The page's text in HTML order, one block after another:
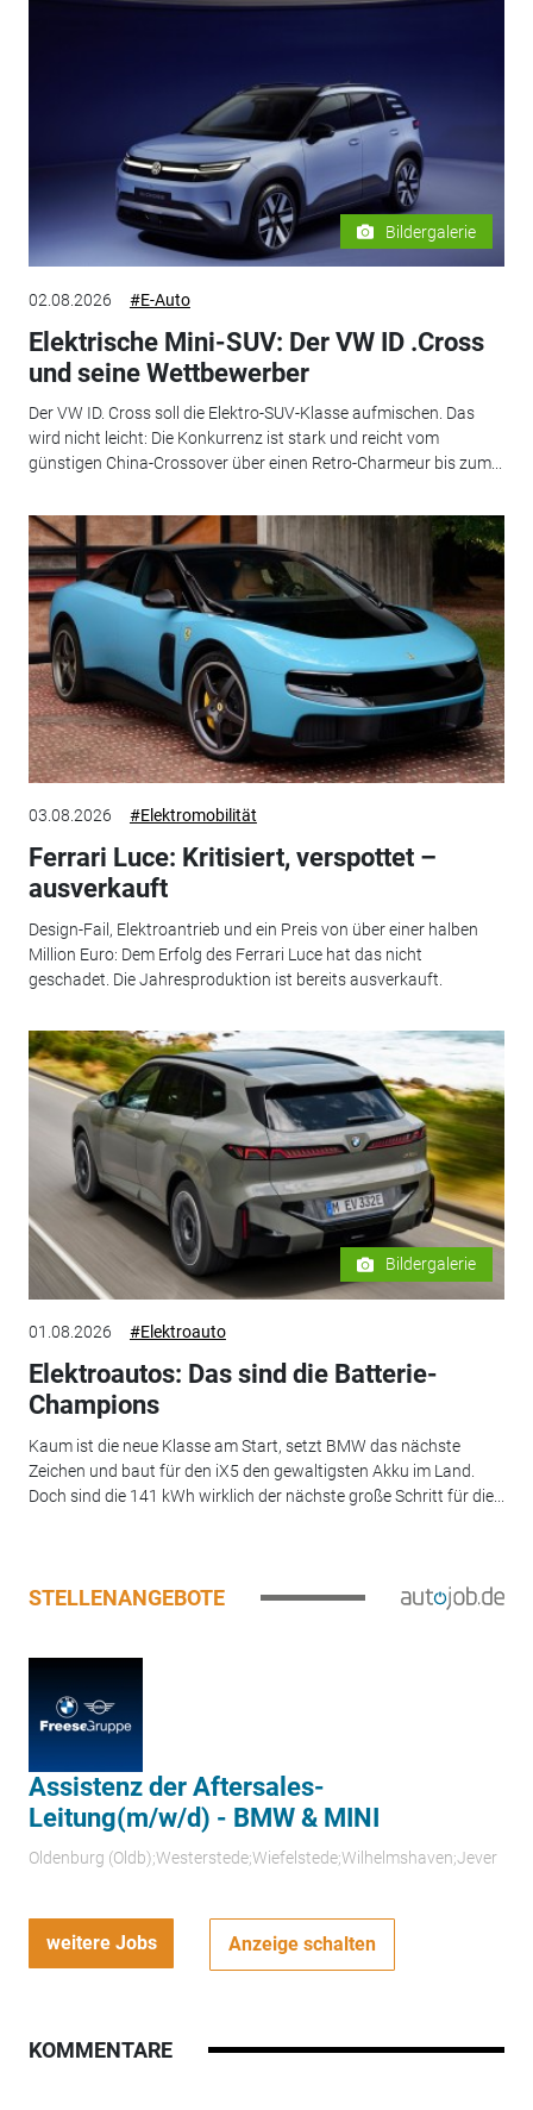
Bildergalerie
02.08.2026 #E-Auto
Elektrische Mini-SUV: Der VW ID .Cross
und seine Wettbewerber
Der VW ID. Cross soll die Elektro-SUV-Klasse aufmischen. Das
wird nicht leicht: Die Konkurrenz ist stark und reicht vom
günstigen China-Crossover über einen Retro-Charmeur bis zum...
03.08.2026 #Elektromobilität
Ferrari Luce: Kritisiert, verspottet –
ausverkauft
Design-Fail, Elektroantrieb und ein Preis von über einer halben
Million Euro: Dem Erfolg des Ferrari Luce hat das nicht
geschadet. Die Jahresproduktion ist bereits ausverkauft.
Bildergalerie
01.08.2026 #Elektroauto
Elektroautos: Das sind die Batterie-
Champions
Kaum ist die neue Klasse am Start, setzt BMW das nächste
Zeichen und baut für den iX5 den gewaltigsten Akku im Land.
Doch sind die 141 kWh wirklich der nächste große Schritt für die...
STELLENANGEBOTE
Assistenz der Aftersales-
Leitung(m/w/d) - BMW & MINI
Oldenburg (Oldb);Westerstede;Wiefelstede;Wilhelmshaven;Jever
weitere Jobs Anzeige schalten
KOMMENTARE